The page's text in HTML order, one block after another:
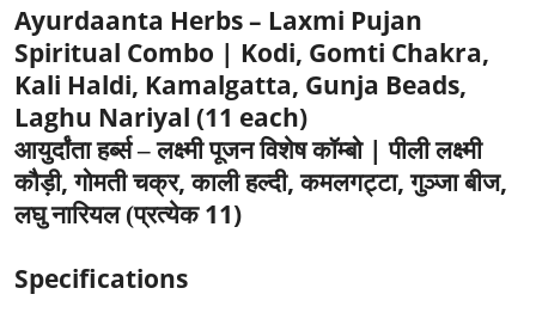
Ayurdaanta Herbs – Laxmi Pujan
Spiritual Combo | Kodi, Gomti Chakra,
Kali Haldi, Kamalgatta, Gunja Beads,
Laghu Nariyal (11 each)
आयुर्दांता हर्ब्स – लक्ष्मी पूजन विशेष कॉम्बो |पीली लक्ष्मी
कौड़ी,गोमती चक्र,काली हल्दी,कमलगट्टा,गुञ्जा बीज,
लघु नारियल (प्रत्येक 11)
Specifications